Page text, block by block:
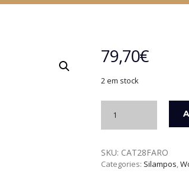
79,70€
2 em stock
CATAPLANA
FARO
28
SKU: CAT28FARO
Categories: Silampos,